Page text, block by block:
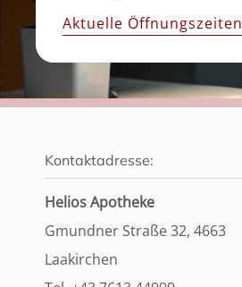
Aktuelle Öffnungszeiten
Kontaktadresse:
Helios Apotheke
Gmundner Straße 32, 4663
Laakirchen